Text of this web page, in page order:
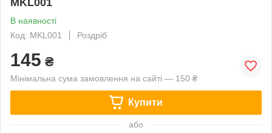
В наявності
Код: MKL001
Роздріб
145 ₴
Мінімальна сума замовлення на сайті — 150 ₴
Купити
або